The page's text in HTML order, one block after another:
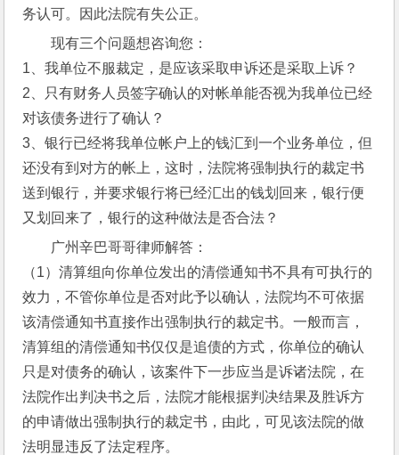
务认可。因此法院有失公正。
现有三个问题想咨询您：
1、我单位不服裁定，是应该采取申诉还是采取上诉？
2、只有财务人员签字确认的对帐单能否视为我单位已经
对该债务进行了确认？
3、银行已经将我单位帐户上的钱汇到一个业务单位，但
还没有到对方的帐上，这时，法院将强制执行的裁定书
送到银行，并要求银行将已经汇出的钱划回来，银行便
又划回来了，银行的这种做法是否合法？
广州辛巴哥哥律师解答：
（1）清算组向你单位发出的清偿通知书不具有可执行的
效力，不管你单位是否对此予以确认，法院均不可依据
该清偿通知书直接作出强制执行的裁定书。一般而言，
清算组的清偿通知书仅仅是追债的方式，你单位的确认
只是对债务的确认，该案件下一步应当是诉诸法院，在
法院作出判决书之后，法院才能根据判决结果及胜诉方
的申请做出强制执行的裁定书，由此，可见该法院的做
法明显违反了法定程序。